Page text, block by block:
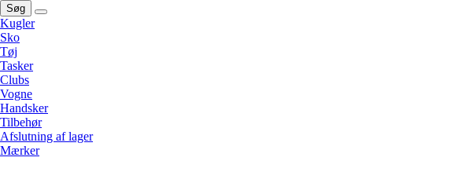
Søg
Kugler
Sko
Tøj
Tasker
Clubs
Vogne
Handsker
Tilbehør
Afslutning af lager
Mærker